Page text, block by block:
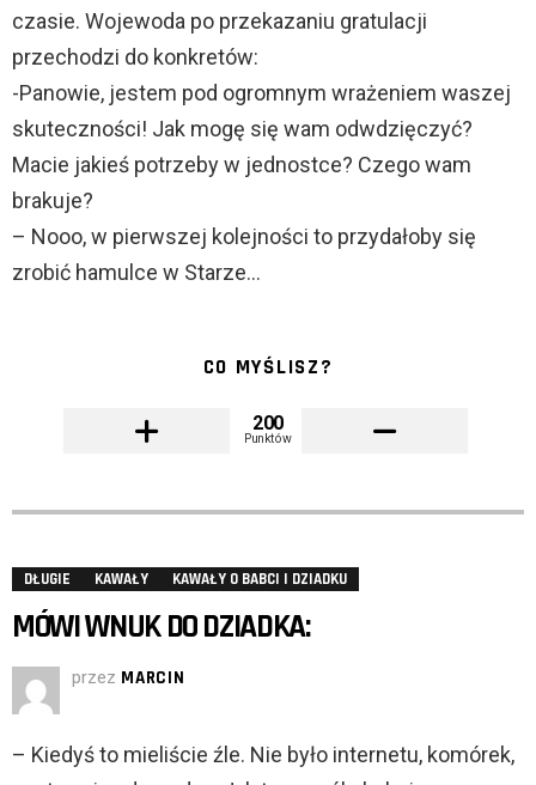
czasie. Wojewoda po przekazaniu gratulacji
przechodzi do konkretów:
-Panowie, jestem pod ogromnym wrażeniem waszej
skuteczności! Jak mogę się wam odwdzięczyć?
Macie jakieś potrzeby w jednostce? Czego wam
brakuje?
– Nooo, w pierwszej kolejności to przydałoby się
zrobić hamulce w Starze…
CO MYŚLISZ?
200
Punktów
DŁUGIE KAWAŁY KAWAŁY O BABCI I DZIADKU
MÓWI WNUK DO DZIADKA:
przez MARCIN
– Kiedyś to mieliście źle. Nie było internetu, komórek,